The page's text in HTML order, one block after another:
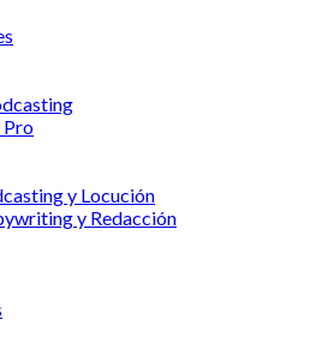
Pro
y Locución
y Redacción